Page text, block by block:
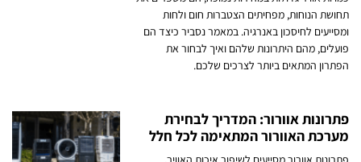
תחושת הנוחות, מפחיתים הצטברות חום ולחות
ומסייעים לחיסכון באנרגיה. במאמר נסביר כיצד הם
פועלים, מהם היתרונות שלהם ואיך לבחור את
הפתרון המתאים ביותר לצרכים שלכם.
פתרונות אוורור: המדריך לבחירת
מערכת האוורור המתאימה לכל חלל